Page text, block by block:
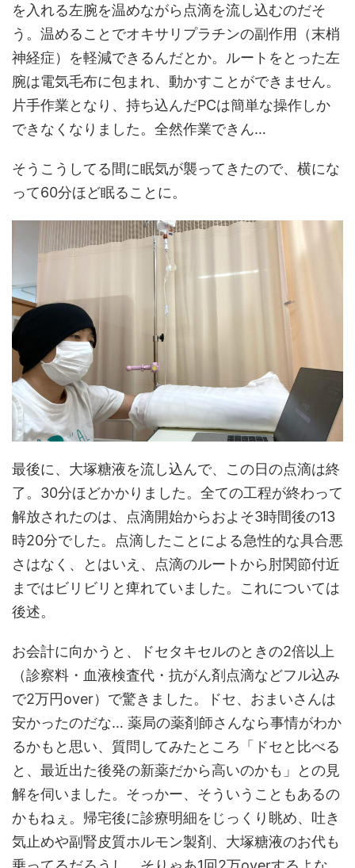
を入れる左腕を温めながら点滴を流し込むのだそ
う。温めることでオキサリプラチンの副作用（末梢
神経症）を軽減できるんだとか。ルートをとった左
腕は電気毛布に包まれ、動かすことができません。
片手作業となり、持ち込んだPCは簡単な操作しか
できなくなりました。全然作業できん…
そうこうしてる間に眠気が襲ってきたので、横にな
って60分ほど眠ることに。
最後に、大塚糖液を流し込んで、この日の点滴は終
了。30分ほどかかりました。全ての工程が終わって
解放されたのは、点滴開始からおよそ3時間後の13
時20分でした。点滴したことによる急性的な具合悪
さはなく、とはいえ、点滴のルートから肘関節付近
まではビリビリと痺れていました。これについては
後述。
お会計に向かうと、ドセタキセルのときの2倍以上
（診察料・血液検査代・抗がん剤点滴などフル込み
で2万円over）で驚きました。ドセ、おまいさんは
安かったのだな… 薬局の薬剤師さんなら事情がわか
るかもと思い、質問してみたところ「ドセと比べる
と、最近出た後発の新薬だから高いのかも」との見
解を伺いました。そっかー、そういうこともあるの
かもねぇ。帰宅後に診療明細をじっくり眺め、吐き
気止めや副腎皮質ホルモン製剤、大塚糖液のお代も